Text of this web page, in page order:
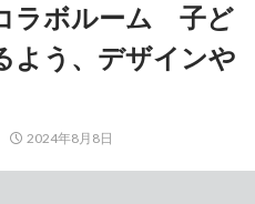
ラボルーム 子ど
よう、デザインや
2024年8月8日